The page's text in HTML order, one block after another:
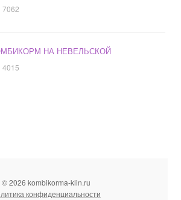
7062
НА НЕВЕЛЬСКОЙ
4015
© 2026 kombikorma-klin.ru
конфиденциальности